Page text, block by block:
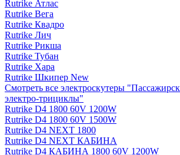
Rutrike Атлас
Rutrike Вега
Rutrike Квадро
Rutrike Лич
Rutrike Рикша
Rutrike Тубан
Rutrike Хара
Rutrike Шкипер New
Смотреть все электро­скутеры
электро‑трициклы"
Rutrike D4 1800 60V 1200W
Rutrike D4 1800 60V 1500W
Rutrike D4 NEXT 1800
Rutrike D4 NEXT КАБИНА
Rutrike D4 КАБИНА 1800 60V 1200W